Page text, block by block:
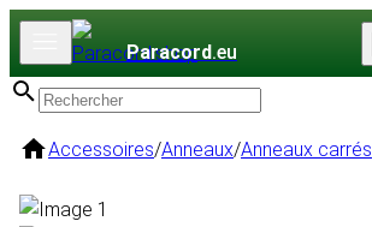
Paracord.eu
Accessoires/Anneaux/Anneaux carrés